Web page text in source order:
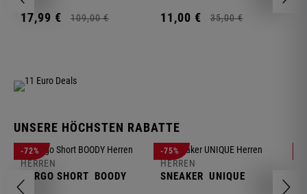
17,99 € 109,00 € 11,00 € 35,00 €
UNSERE HÖCHSTEN RABATTE
-72%
HERREN
CARGO SHORT BOODY
-75%
HERREN
SNEAKER UNIQUE